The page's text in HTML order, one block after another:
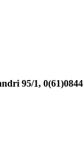
95/1,